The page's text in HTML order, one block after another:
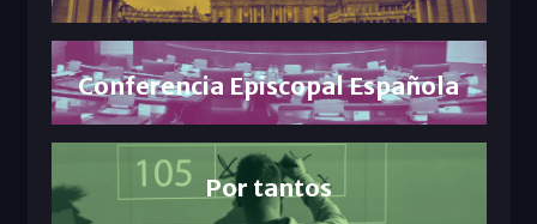
Conferencia Episcopal Española
Por tantos